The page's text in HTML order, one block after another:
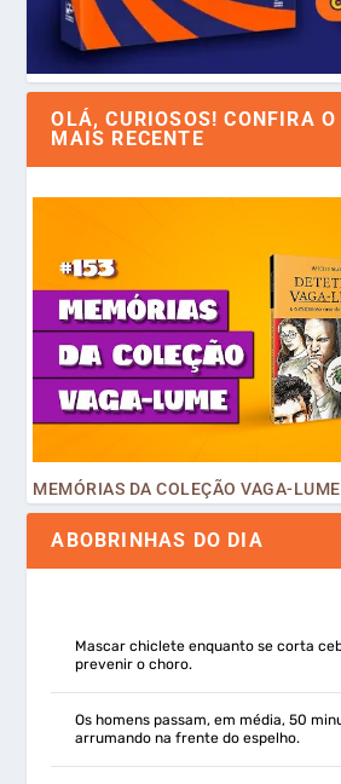
OLÁ, CURIOSOS! CONFIRA
MAIS RECENTE
ABOBRINHAS DO DIA
Mascar chiclete enquanto se corta
prevenir o choro.
Os homens passam, em média, 50
arrumando na frente do espelho.